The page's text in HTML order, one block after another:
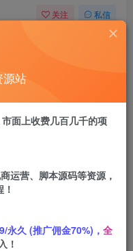
关注 私信
源站
面上收费几百几千的项
运营、脚本源码等资源，
永久 (推广佣金70%)， 全
！